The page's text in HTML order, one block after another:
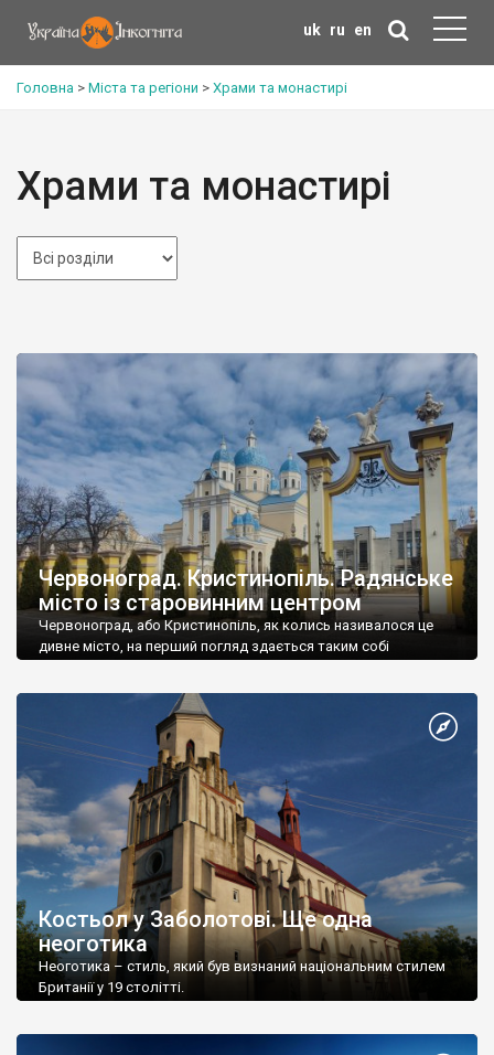
uk ru en
Головна > Міста та регіони > Храми та монастирі
Храми та монастирі
Червоноград. Кристинопіль. Радянське
місто із старовинним центром
Червоноград, або Кристинопіль, як колись називалося це
дивне місто, на перший погляд здається таким собі
саме таке враження спіткає подорожуючого коли після
вишуканої Жовкви, облуплених але гонорових Великих
Мостів, таємничого Белзу він опиняється серед
червоноградських шахт і баракоподібних хрущовок. Проте це
– лише […]
Костьол у Заболотові. Ще одна
неоготика
Неоготика – стиль, який був визнаний національним стилем
Британії у 19 столітті.